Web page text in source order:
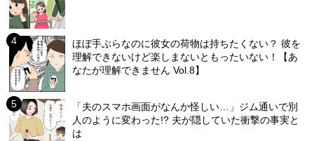
ほぼ手ぶらなのに彼女の荷物は持ちたくない？ 彼を
理解できないけど楽しまないともったいない！【あ
なたが理解できません Vol.8】
「夫のスマホ画面がなんか怪しい…」ジム通いで別
人のように変わった!? 夫が隠していた衝撃の事実と
は